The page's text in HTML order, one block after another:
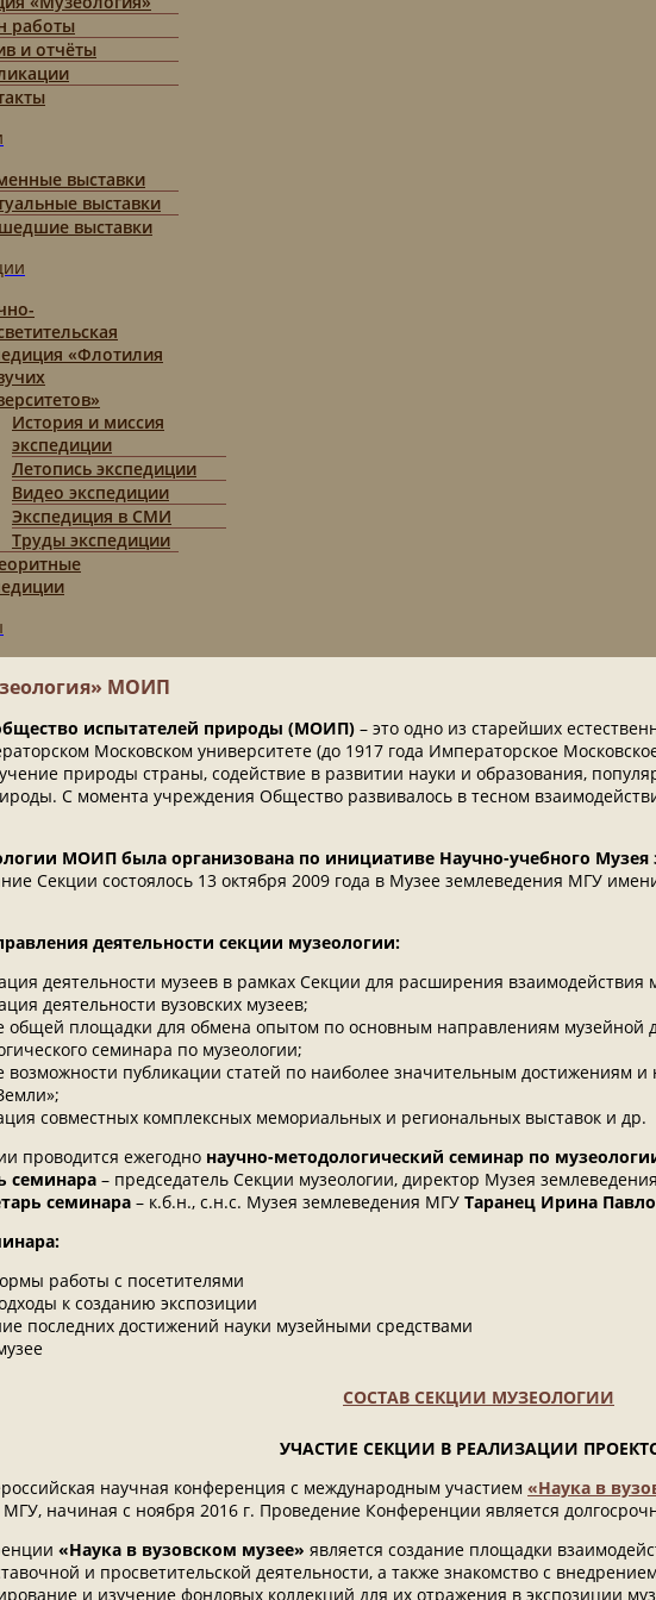
работы
и отчёты
выставки
выставки
выставки
«Флотилия
История и миссия
экспедиции
Летопись экспедиции
Видео экспедиции
Экспедиция в СМИ
Труды экспедиции
МОИП
испытателей природы (МОИП) – это одно из старейших
Московском университете (до 1917 года Императорское
природы страны, содействие в развитии науки и образования,
С момента учреждения Общество развивалось в тесном
МОИП была организована по инициативе Научно-учебного
Секции состоялось 13 октября 2009 года в Музее землеведения МГУ
деятельности секции музеологии:
деятельности музеев в рамках Секции для расширения взаимодействия
деятельности вузовских музеев;
общей площадки для обмена опытом по основным направлениям музейной
семинара по музеологии;
возможности публикации статей по наиболее значительным достижениям
совместных комплексных мемориальных и региональных выставок и др.
проводится ежегодно научно-методологический семинар по
семинара – председатель Секции музеологии, директор Музея
семинара – к.б.н., с.н.с. Музея землеведения МГУ Таранец Ирина
работы с посетителями
к созданию экспозиции
последних достижений науки музейными средствами
СОСТАВ СЕКЦИИ МУЗЕОЛОГИИ
– директор Музея землеведения МГУ имени М.В.
Секции музеологии
Алексеевна – директор Государственного музея истории
Алексеевна– директор Музея Бауманского университета
УЧАСТИЕ СЕКЦИИ В РЕАЛИЗАЦИИ
научная конференция с международным участием «Наука в
начиная с ноября 2016 г. Проведение Конференции является
«Наука в вузовском музее» является создание площадки
и просветительской деятельности, а также знакомство с
и изучение фондовых коллекций для их отражения в экспозиции